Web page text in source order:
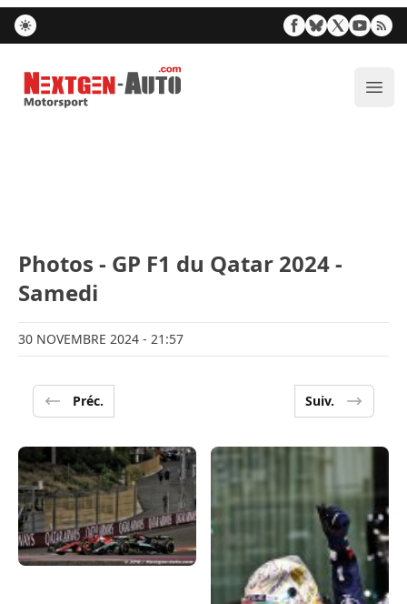
Nextgen-Auto.com
Photos - GP F1 du Qatar 2024 -
Samedi
30 NOVEMBRE 2024 - 21:57
Préc. Suiv.